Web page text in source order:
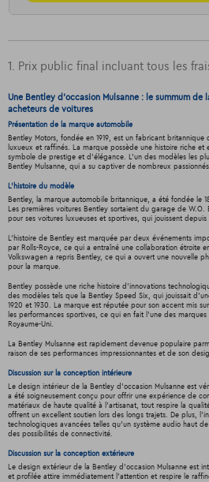
1. Prix public final incluant tous les
Une Bentley d'occasion Mulsanne : le summum de
acheteurs de voitures
Présentation de la marque automobile
Bentley Motors, fondée en 1919, est un fabricant
luxueux et raffinés. La marque possède une histoire riche et
symbole de prestige et d'élégance. L'un des modèles les
Bentley Mulsanne, qui a su captiver de nombreux
L'histoire du modèle
Bentley, la marque automobile britannique, a été fondée le
Les premières voitures Bentley sortaient du garage de
pour ses voitures luxueuses et sportives, qui jouissent
L'histoire de Bentley est marquée par deux événements
par Rolls-Royce, ce qui a entraîné une collaboration étroite
Volkswagen a repris Bentley, ce qui a ouvert une nouvelle
pour la marque.
Bentley possède une riche histoire d'innovations
des modèles tels que la Bentley Speed Six, qui jouissait
1920 et 1930. La marque est réputée pour son accent mis
les performances sportives, ce qui en fait l'une des marques
Royaume-Uni.
La Bentley Mulsanne est rapidement devenue populaire
raison de ses performances impressionnantes et de son
Discussion sur la conception intérieure
Le design intérieur de la Bentley d'occasion Mulsanne est
a été soigneusement conçu pour offrir une expérience de
matériaux de haute qualité à l'artisanat, tout respire la
offrent un excellent soutien lors des longs trajets. De plus,
technologiques avancées telles qu'un système audio haut
des possibilités de connectivité.
Discussion sur la conception extérieure
Le design extérieur de la Bentley d'occasion Mulsanne est
et profilée attire immédiatement l'attention et respire le